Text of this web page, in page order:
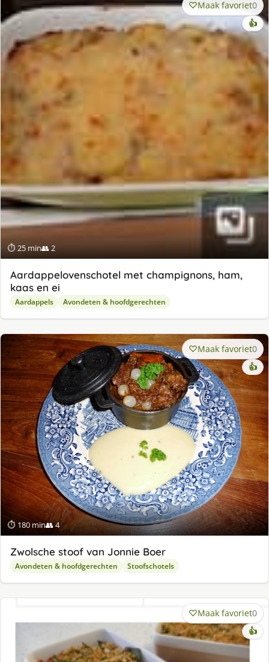
⏱ 25 min👥 2
Maak favoriet0
👍
Aardappelovenschotel met champignons, ham,
kaas en ei
Aardappels Avondeten & hoofdgerechten
⏱ 180 min👥 4
Maak favoriet0
👍
Zwolsche stoof van Jonnie Boer
Avondeten & hoofdgerechten Stoofschotels
Maak favoriet0
👍